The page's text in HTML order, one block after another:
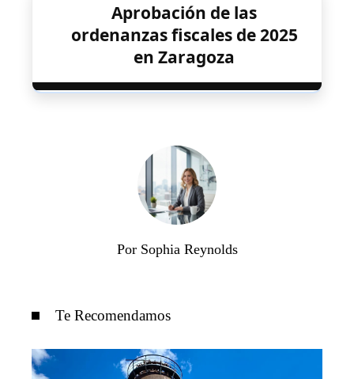
Aprobación de las
ordenanzas fiscales de 2025
en Zaragoza
Por Sophia Reynolds
Te Recomendamos